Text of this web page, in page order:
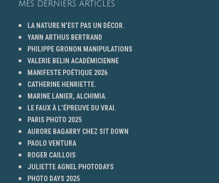
MES DERNIERS ARTICLES
LA NATURE N’EST PAS UN DÉCOR.
YANN ARTHUS BERTRAND
PHILIPPE GRONON MANIPULATIONS
VALERIE BELIN ACADÉMICIENNE
MANIFESTE POÉTIQUE 2026
CATHERINE HENRIETTE.
MARINE LANIER, ALCHIMIA.
LE FAUX À L’ÉPREUVE DU VRAI.
PARIS PHOTO 2025
AURORE BAGARRY CHEZ SIT DOWN
PAOLO VENTURA
ROGER CAILLOIS
JULIETTE AGNEL PHOTODAYS
PHOTO DAYS 2025